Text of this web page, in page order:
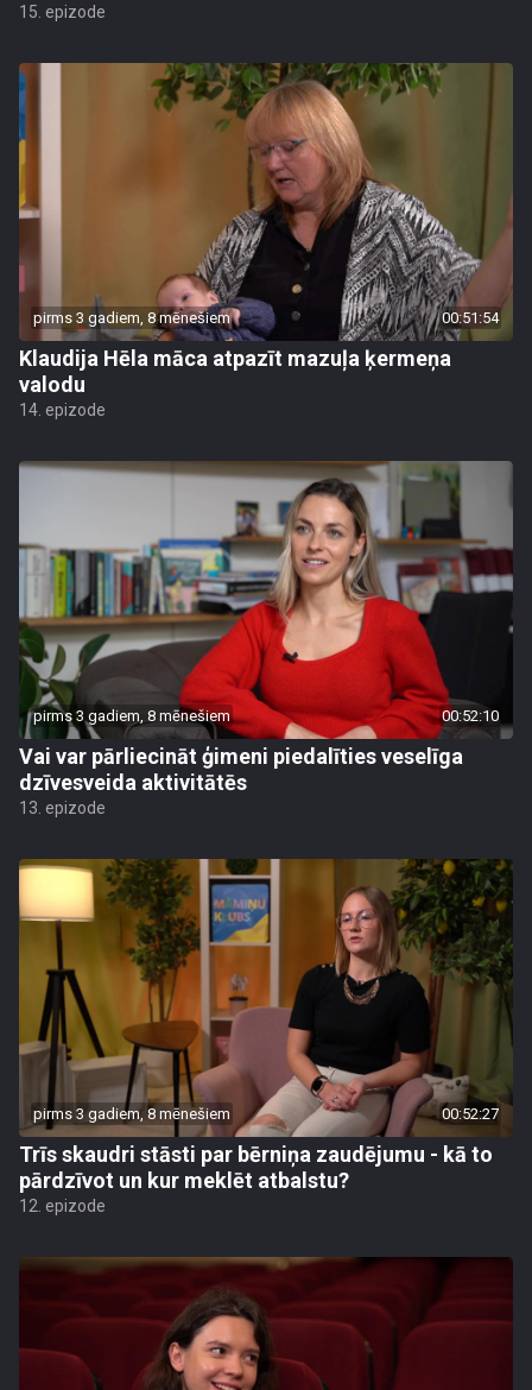
15. epizode
pirms 3 gadiem, 8 mēnešiem 00:51:54
Klaudija Hēla māca atpazīt mazuļa ķermeņa
valodu
14. epizode
pirms 3 gadiem, 8 mēnešiem 00:52:10
Vai var pārliecināt ģimeni piedalīties veselīga
dzīvesveida aktivitātēs
13. epizode
pirms 3 gadiem, 8 mēnešiem 00:52:27
Trīs skaudri stāsti par bērniņa zaudējumu - kā to
pārdzīvot un kur meklēt atbalstu?
12. epizode